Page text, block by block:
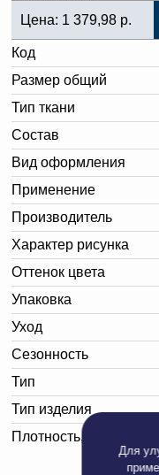
Для
Цена: 1 379,98 р.
Код
Размер общий
Тип ткани
Состав
Вид оформления
Применение
Производитель
Характер рисунка
Оттенок цвета
Упаковка
Уход
Сезонность
Тип
Тип изделия
Плотность, г/м²